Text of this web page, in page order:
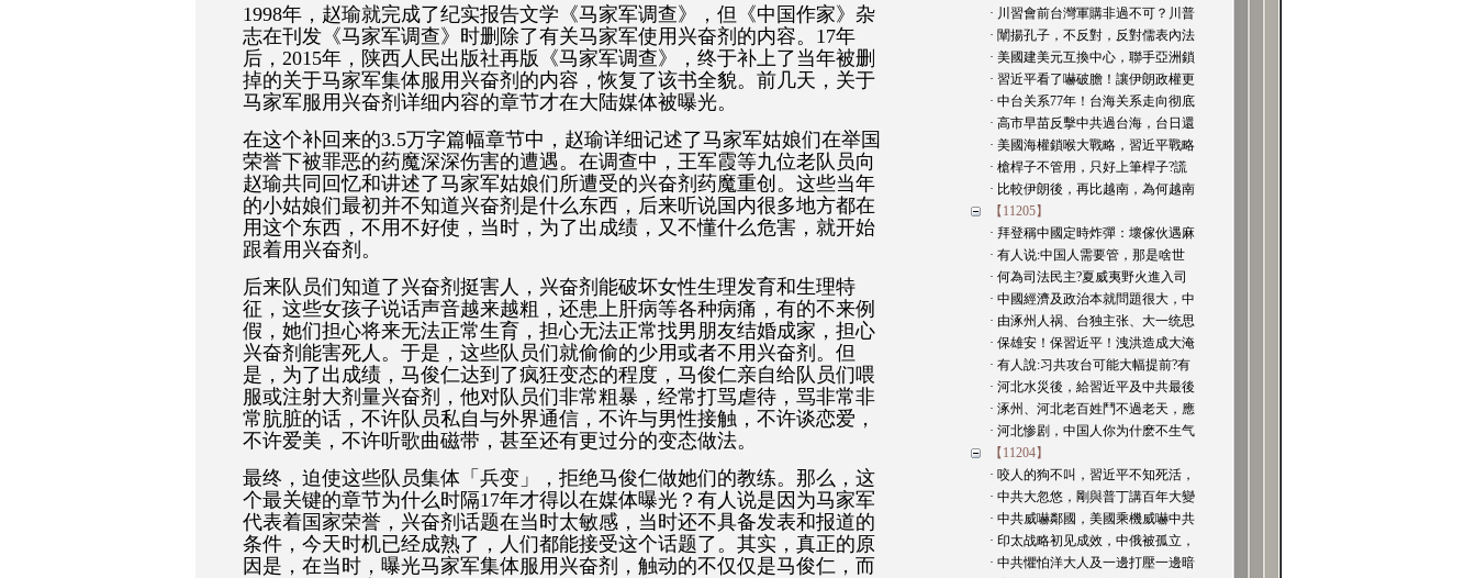
1998年，赵瑜就完成了纪实报告文学《马家军调查》，但《中国作家》杂
志在刊发《马家军调查》时删除了有关马家军使用兴奋剂的内容。17年
后，2015年，陕西人民出版社再版《马家军调查》，终于补上了当年被删
掉的关于马家军集体服用兴奋剂的内容，恢复了该书全貌。前几天，关于
马家军服用兴奋剂详细内容的章节才在大陆媒体被曝光。
在这个补回来的3.5万字篇幅章节中，赵瑜详细记述了马家军姑娘们在举国
荣誉下被罪恶的药魔深深伤害的遭遇。在调查中，王军霞等九位老队员向
赵瑜共同回忆和讲述了马家军姑娘们所遭受的兴奋剂药魔重创。这些当年
的小姑娘们最初并不知道兴奋剂是什么东西，后来听说国内很多地方都在
用这个东西，不用不好使，当时，为了出成绩，又不懂什么危害，就开始
跟着用兴奋剂。
后来队员们知道了兴奋剂挺害人，兴奋剂能破坏女性生理发育和生理特
征，这些女孩子说话声音越来越粗，还患上肝病等各种病痛，有的不来例
假，她们担心将来无法正常生育，担心无法正常找男朋友结婚成家，担心
兴奋剂能害死人。于是，这些队员们就偷偷的少用或者不用兴奋剂。但
是，为了出成绩，马俊仁达到了疯狂变态的程度，马俊仁亲自给队员们喂
服或注射大剂量兴奋剂，他对队员们非常粗暴，经常打骂虐待，骂非常非
常肮脏的话，不许队员私自与外界通信，不许与男性接触，不许谈恋爱，
不许爱美，不许听歌曲磁带，甚至还有更过分的变态做法。
最终，迫使这些队员集体「兵变」，拒绝马俊仁做她们的教练。那么，这
个最关键的章节为什么时隔17年才得以在媒体曝光？有人说是因为马家军
代表着国家荣誉，兴奋剂话题在当时太敏感，当时还不具备发表和报道的
条件，今天时机已经成熟了，人们都能接受这个话题了。其实，真正的原
因是，在当时，曝光马家军集体服用兴奋剂，触动的不仅仅是马俊仁，而
· 川習會前台灣軍購非過不可？川普
· 闡揚孔子，不反對，反對儒表內法
· 美國建美元互換中心，聯手亞洲鎖
· 習近平看了嚇破膽！讓伊朗政權更
· 中台关系77年！台海关系走向彻底
· 高市早苗反擊中共過台海，台日還
· 美國海權鎖喉大戰略，習近平戰略
· 槍桿子不管用，只好上筆桿子?謊
· 比較伊朗後，再比越南，為何越南
【11205】
· 拜登稱中國定時炸彈：壞傢伙遇麻
· 有人说:中国人需要管，那是啥世
· 何為司法民主?夏威夷野火進入司
· 中國經濟及政治本就問題很大，中
· 由涿州人祸、台独主张、大一统思
· 保雄安！保習近平！洩洪造成大淹
· 有人說:习共攻台可能大幅提前?有
· 河北水災後，給習近平及中共最後
· 涿州、河北老百姓鬥不過老天，應
· 河北惨剧，中国人你为什麽不生气
【11204】
· 咬人的狗不叫，習近平不知死活，
· 中共大忽悠，剛與普丁講百年大變
· 中共威嚇鄰國，美國乘機威嚇中共
· 印太战略初见成效，中俄被孤立，
· 中共懼怕洋大人及一邊打壓一邊暗